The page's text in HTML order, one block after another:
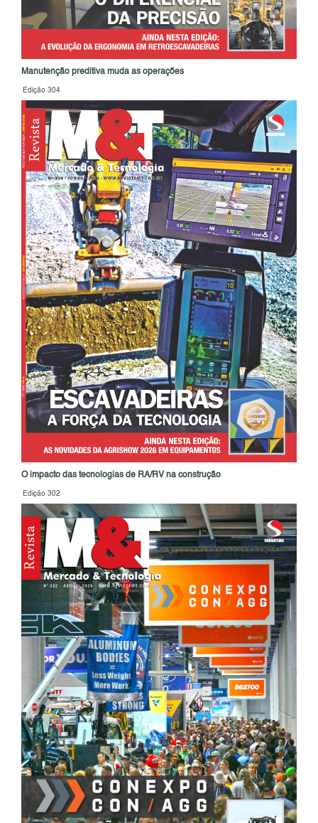
Manutenção preditiva muda as operações
Edição 304
O impacto das tecnologias de RA/RV na construção
Edição 302